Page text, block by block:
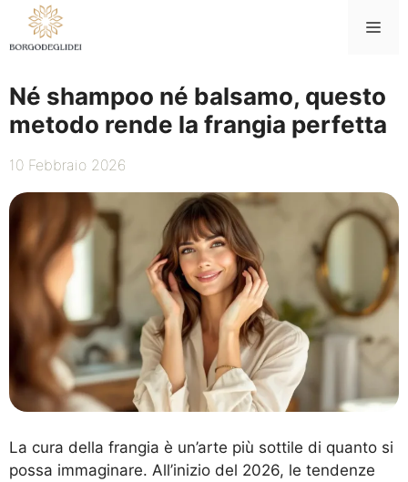
contenuto
Né shampoo né balsamo, questo
metodo rende la frangia perfetta
10 Febbraio 2026
La cura della frangia è un’arte più sottile di quanto si
possa immaginare. All’inizio del 2026, le tendenze